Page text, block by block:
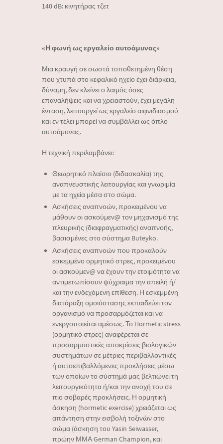
140 dB: κινητήρας τζετ
«Η φωνή ως εργαλείο αυτοάμυνας»
Μια κραυγή σε σωστά τοποθετημένη θέση
που χτυπά στο κεφαλικό ηχείο έχει διάρκεια,
δύναμη, δεν κλείνει ο λαιμός όσες
επαναλήψεις και να χρειαστούν, έχει μεγάλη
ένταση, λειτουργεί ως εργαλείο αιφνιδιασμού
και εν τέλει μπορεί να συμβάλλει ως όπλο
αυτοάμυνας.
Η τεχνική περιλαμβάνει:
Θεωρητικό πλαίσιο (διδασκαλία) της
αναπνευστικής λειτουργίας και γνωριμία
με τα ηχεία μέσα στο σώμα.
Ασκήσεις αναπνοών, προκειμένου να
μάθουν οι ασκούμεν@ τον μηχανισμό της
πλευρικής (διαφραγματικής) αναπνοής,
βασισμένες στο σύστημα Buteyko.
Ασκήσεις αναπνοών που προκαλούν
εσκεμμένο ορμητικό στρες, προκειμένου
οι ασκούμεν@ να έχουν την ετοιμότητα να
αντιμετωπίσουν ψύχραιμα την απειλή ή/
και την ενδεχόμενη επίθεση. Η εσκεμμένη
διατάραξη ομοιόστασης εκπαιδεύει τον
οργανισμό να προσαρμόζεται και να
ενεργοποιείται αμέσως. Το Hormetic stress
(ορμητικό στρες) αναφέρεται σε
προσαρμοστικές αποκρίσεις βιολογικών
συστημάτων σε μέτριες περιβαλλοντικές
ή αυτοεπιβαλλόμενες προκλήσεις μέσω
των οποίων το σύστημά μας βελτιώνει τη
λειτουργικότητα ή/και την ανοχή του σε
πιο σοβαρές προκλήσεις. Η ορμητική
άσκηση (hormetic exercise) χρειάζεται ως
απάντηση στην εισβολή τοξινών στο
σώμα (άσκηση του Yasin Seiwasser,
πρώην ΜΜΑ German Champion, και